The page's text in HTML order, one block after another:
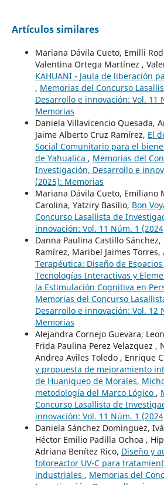
Artículos similares
Mariana Dávila Cueto, Emilli
Valentina Ortega Martínez ,
KAHUANI - Jaula de liberación
, Memorias del Concurso
Desarrollo e innovación: Vol. 11
Memorias
Daniela Villavicencio Quesada,
Jaime Alberto Cruz Ramírez, El
Social Comunitario para el
de Yahualica , Memorias del
Investigación, Desarrollo e
(2025): Memorias
Mariana Dávila Cueto, Emiliano
Carolina, Yatziry Basilio, Bon
Concurso Lasallista de
innovación: Vol. 11 Núm. 1
Danna Paulina Castillo
Ramírez, Maribel Jaimes Torres,
Terapéutica: Diseño de
Tecnologías Interactivas y
la Estimulación Cognitiva en
Memorias del Concurso
Desarrollo e innovación: Vol. 12
Memorias
Alejandra Cornejo Guevara,
Frida Paulina Perez Velazquez ,
Andrea Aviles Toledo , Enrique
y propuesta de mejoramiento
de Huaniqueo de Morales,
metodología del Marco Lógico ,
Concurso Lasallista de
innovación: Vol. 11 Núm. 1
Daniela Sánchez Dominguez,
Héctor Emilio Padilla Ochoa ,
Adriana Benítez Rico, Diseño y
fotoreactor UV-C para
industriales , Memorias del